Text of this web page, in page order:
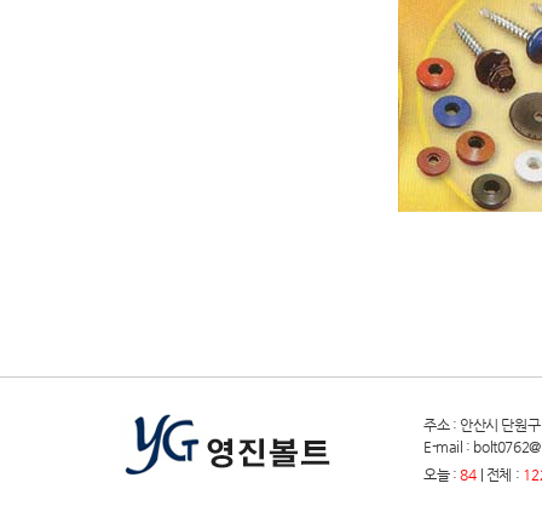
주소 : 안산시 단
E-mail :
오늘 : 84 | 전체 :